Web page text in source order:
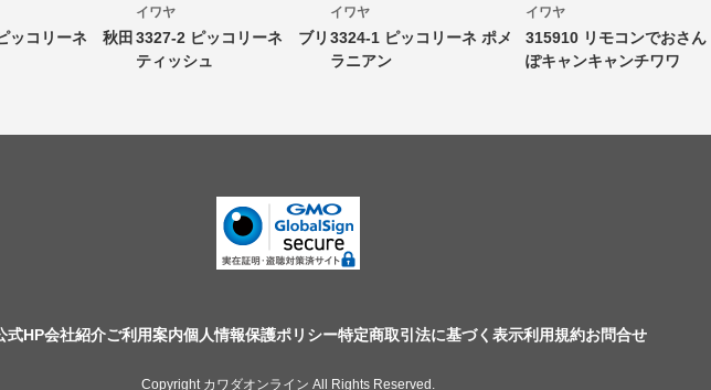
ッコリーネ 秋田
イワヤ
3327-2 ピッコリーネ ブリ
ティッシュ
イワヤ
3324-1 ピッコリーネ ポメ
ラニアン
イワヤ
315910 リモコンでおさん
ぽキャンキャンチワワ
式HP会社紹介ご利用案内個人情報保護ポリシー特定商取引法に基づく表示利用規約お問合せ
Copyright カワダオンライン All Rights Reserved.